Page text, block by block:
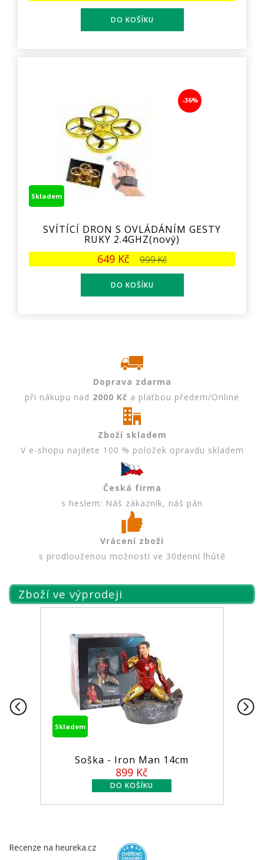
-36%
Skladem
SVÍTÍCÍ DRON S OVLÁDÁNÍM GESTY
RUKY 2.4GHZ(nový)
649 Kč 999 Kč
Doprava zdarma
při nákupu nad 2000 Kč a platbou předem/Online
Zboží skladem
V e-shopu najdete 100 % položek opravdu skladem
Česká firma
s heslem: Náš zákazník, náš pán
Vrácení zboží
s prodlouženou možností ve 30denní lhůtě
Zboží ve výprodeji
- Iron Man 14cm
Recenze na heureka.cz